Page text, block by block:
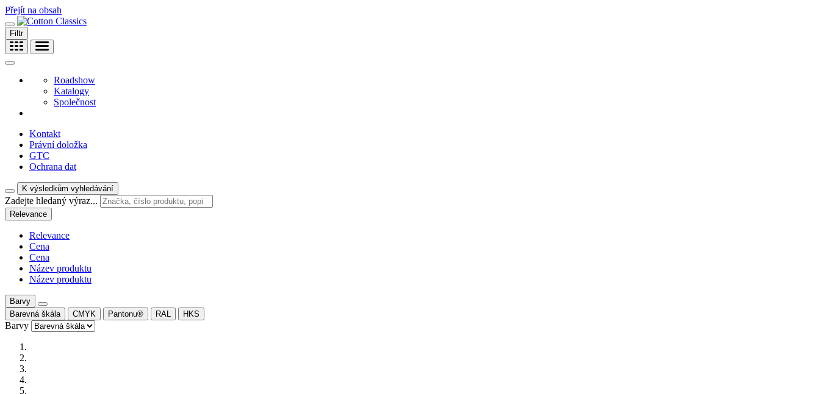
Přejít na obsah
Filtr
Roadshow
Katalogy
Společnost
Kontakt
Právní doložka
GTC
Ochrana dat
K výsledkům vyhledávání
Zadejte hledaný výraz...
Relevance
Relevance
Cena
Cena
Název produktu
Název produktu
Barvy
Barevná škála
CMYK Pantonu® RAL HKS
Barvy